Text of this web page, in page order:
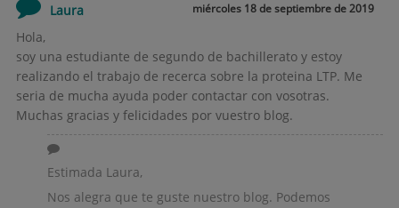
Laura miércoles 18 de septiembre de 2019
Hola,
soy una estudiante de segundo de bachillerato y estoy
realizando el trabajo de recerca sobre la proteina LTP. Me
seria de mucha ayuda poder contactar con vosotras.
Muchas gracias y felicidades por vuestro blog.
Estimada Laura,
Nos alegra que te guste nuestro blog. Podemos